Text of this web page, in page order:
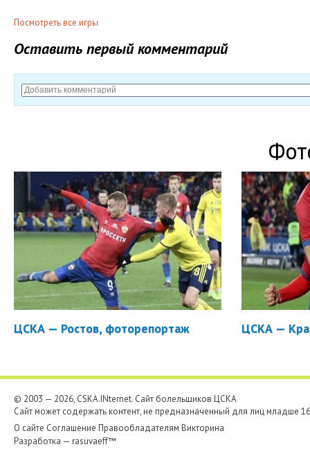
Посмотреть все игры
Оставить первый комментарий
ЦСКА — Ростов, фоторепортаж ЦСКА —
© 2003 — 2026, CSKA.INternet. Cайт болельщиков ЦСКА
Сайт может содержать контент, не предназначенный для лиц младше
О сайте Соглашение Правообладателям Викторина
Разработка — rasuvaeff™